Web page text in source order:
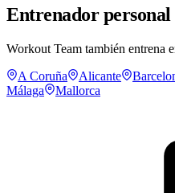
Entrenador personal
Workout Team también entrena
A Coruña
Alicante
Málaga
Mallorca